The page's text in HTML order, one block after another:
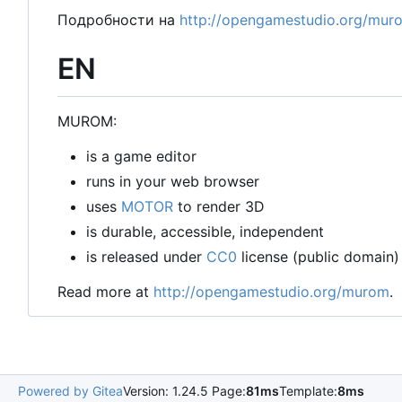
Подробности на http://opengamestudio.org/
EN
MUROM:
is a game editor
runs in your web browser
uses MOTOR to render 3D
is durable, accessible, independent
is released under CC0 license (public domain)
Read more at http://opengamestudio.org/murom.
Powered by GiteaVersion: 1.24.5 Page:81msTemplate:8ms